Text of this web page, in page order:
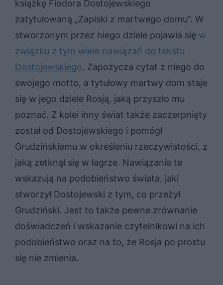
książkę Fiodora Dostojewskiego
zatytułowaną „Zapiski z martwego domu”. W
stworzonym przez niego dziele pojawia się w
związku z tym wiele nawiązań do tekstu
Dostojewskiego. Zapożycza cytat z niego do
swojego motto, a tytułowy martwy dom staje
się w jego dziele Rosją, jaką przyszło mu
poznać. Z kolei inny świat także zaczerpnięty
został od Dostojewskiego i pomógł
Grudzińskiemu w określeniu rzeczywistości, z
jaką zetknął się w łagrze. Nawiązania te
wskazują na podobieństwo świata, jaki
stworzył Dostojewski z tym, co przeżył
Grudziński. Jest to także pewne zrównanie
doświadczeń i wskazanie czytelnikowi na ich
podobieństwo oraz na to, że Rosja po prostu
się nie zmienia.